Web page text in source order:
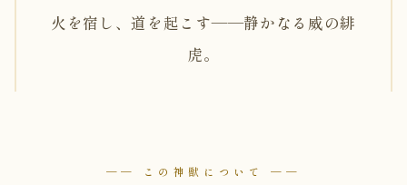
火を宿し、道を起こす——静かなる威の緋
虎。
── この神獣について ──